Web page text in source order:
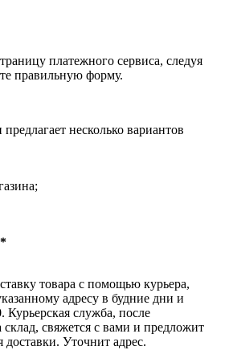
платежного сервиса, следуя
правильную форму.
несколько вариантов
товара с помощью курьера,
адресу в будние дни и
Курьерская служба, после
склад, свяжется с вами и предложит
доставки. Уточнит адрес.